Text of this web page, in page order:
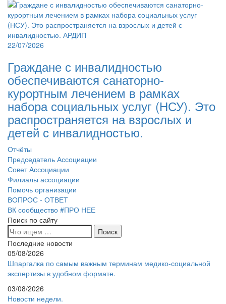
22/07/2026
Граждане с инвалидностью
обеспечиваются санаторно-
курортным лечением в рамках
набора социальных услуг (НСУ). Это
распространяется на взрослых и
детей с инвалидностью.
Отчёты
Председатель Ассоциации
Совет Ассоциации
Филиалы ассоциации
Помочь организации
ВОПРОС - ОТВЕТ
ВК сообщество #ПРО НЕЕ
Поиск по сайту
Последние новости
05/08/2026
Шпаргалка по самым важным терминам медико-социальной
экспертизы в удобном формате.
03/08/2026
Новости недели.